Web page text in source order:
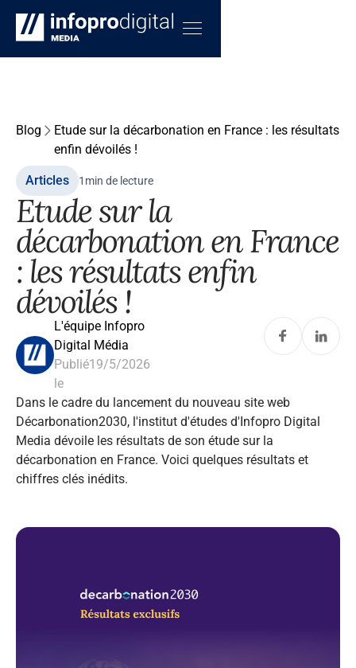
Blog
Etude sur la décarbonation en France : les résultats
enfin dévoilés !
Articles 1 min de lecture
Etude sur la
décarbonation en France
: les résultats enfin
dévoilés !
L'équipe Infopro
Digital Média
Publié
le
19/5/2026
Dans le cadre du lancement du nouveau site web
Décarbonation2030, l'institut d'études d'Infopro Digital
Media dévoile les résultats de son étude sur la
décarbonation en France. Voici quelques résultats et
chiffres clés inédits.